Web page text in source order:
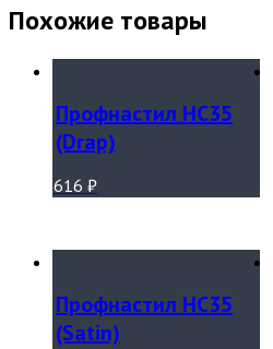
Похожие товары
Профнастил НС35
(Drap)
616 ₽
Профнастил НС35
(Satin)